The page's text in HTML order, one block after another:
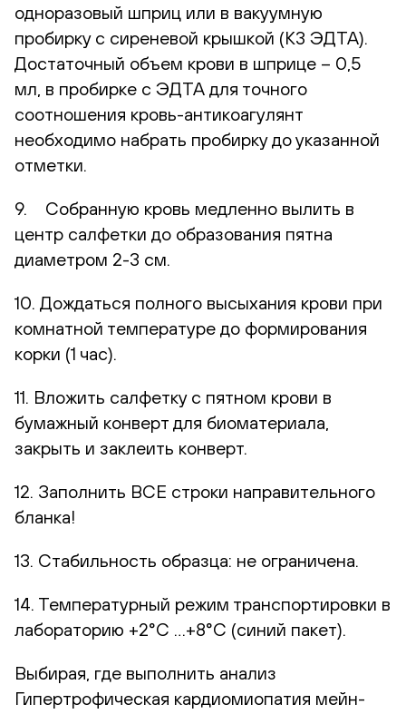
одноразовый шприц или в вакуумную
пробирку с сиреневой крышкой (К3 ЭДТА).
Достаточный объем крови в шприце – 0,5
мл, в пробирке с ЭДТА для точного
соотношения кровь-антикоагулянт
необходимо набрать пробирку до указанной
отметки.
9. Собранную кровь медленно вылить в
центр салфетки до образования пятна
диаметром 2-3 см.
10. Дождаться полного высыхания крови при
комнатной температуре до формирования
корки (1 час).
11. Вложить салфетку с пятном крови в
бумажный конверт для биоматериала,
закрыть и заклеить конверт.
12. Заполнить ВСЕ строки направительного
бланка!
13. Стабильность образца: не ограничена.
14. Температурный режим транспортировки в
лабораторию +2°С …+8°С (синий пакет).
Выбирая, где выполнить анализ
Гипертрофическая кардиомиопатия мейн-